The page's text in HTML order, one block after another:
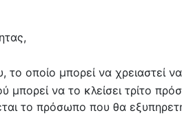
οποίο μπορεί να χρειαστεί
μπορεί να το κλείσει τρίτο
το πρόσωπο που θα